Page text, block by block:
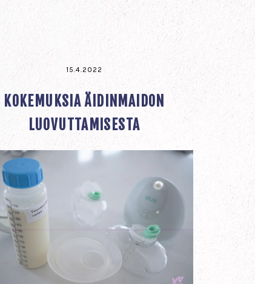
15.4.2022
KOKEMUKSIA ÄIDINMAIDON
LUOVUTTAMISESTA